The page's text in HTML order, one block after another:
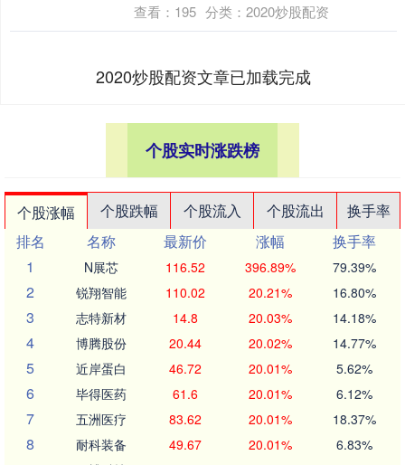
查看： 195 分类： 2020炒股配资
2020炒股配资文章已加载完成
个股实时涨跌榜
个股涨幅 个股跌幅 个股流入 个股流出
换手率
排名
名称 最新价 涨幅
换手率
1
N展芯 116.52 396.89% 79.39%
2 锐翔智能 110.02 20.21% 16.80%
3 志特新材 14.8 20.03% 14.18%
4 博腾股份 20.44 20.02% 14.77%
5 近岸蛋白 46.72 20.01% 5.62%
6 毕得医药 61.6 20.01% 6.12%
7 五洲医疗 83.62 20.01% 18.37%
8 耐科装备 49.67 20.01% 6.83%